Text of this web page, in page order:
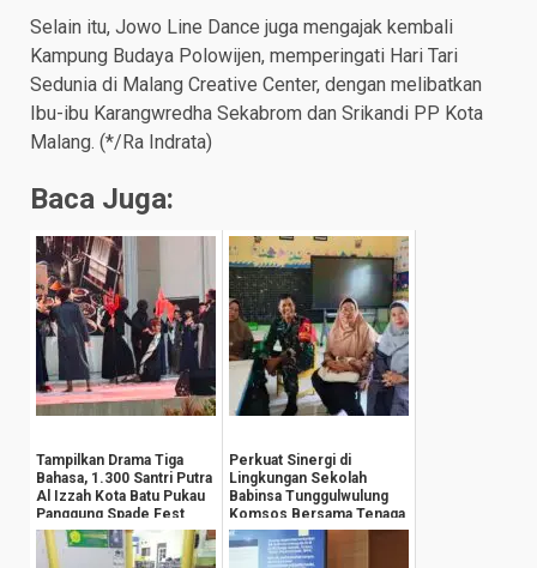
Selain itu, Jowo Line Dance juga mengajak kembali
Kampung Budaya Polowijen, memperingati Hari Tari
Sedunia di Malang Creative Center, dengan melibatkan
Ibu-ibu Karangwredha Sekabrom dan Srikandi PP Kota
Malang. (*/Ra Indrata)
Baca Juga:
Tampilkan Drama Tiga
Bahasa, 1.300 Santri Putra
Al Izzah Kota Batu Pukau
Panggung Spade Fest
Perkuat Sinergi di
Lingkungan Sekolah
Babinsa Tunggulwulung
Komsos Bersama Tenaga
Pengajar